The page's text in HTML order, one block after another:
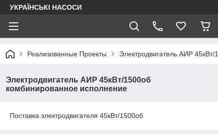
УКРАЇНСЬКІ НАСОСИ
Реализованные Проекты Электродвигатель АИР
Электродвигатель АИР 45кВт/1500об
комбинированное исполнение
Поставка электродвигателя 45кВт/1500об